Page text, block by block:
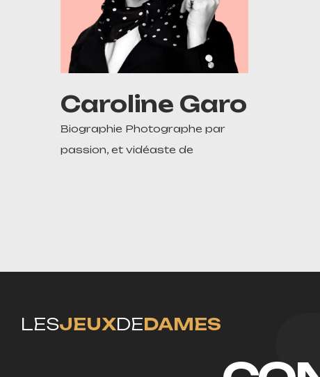
Caroline Garo
Biographie Photographe par
passion, et vidéaste de
LESJEUXDEDAMES